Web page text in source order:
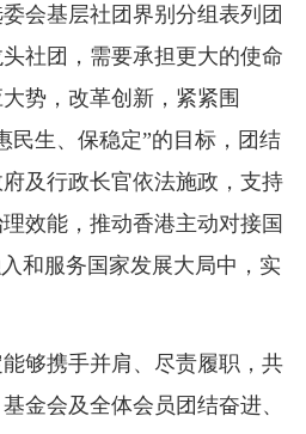
会基层社团界别分组表列团
社团，需要承担更大的使命
势，改革创新，紧紧围
民生、保稳定”的目标，团结
及行政长官依法施政，支持
效能，推动香港主动对接国
和服务国家发展大局中，实
够携手并肩、尽责履职，共
金会及全体会员团结奋进、